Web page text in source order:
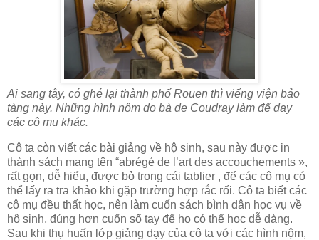
Ai sang tây, có ghé lại thành phố Rouen thì viếng viện bảo
tàng này. Những hình nộm do bà de Coudray làm để dạy
các cô mụ khác.
Cô ta còn viết các bài giảng về hộ sinh, sau này được in
thành sách mang tên “abrégé de l’art des accouchements »,
rất gọn, dễ hiểu, được bỏ trong cái tablier , để các cô mụ có
thể lấy ra tra khảo khi gặp trường hợp rắc rối. Cô ta biết các
cô mụ đều thất học, nên làm cuốn sách bình dân học vụ về
hộ sinh, đúng hơn cuốn sổ tay để họ có thể học dễ dàng.
Sau khi thụ huấn lớp giảng dạy của cô ta với các hình nộm,